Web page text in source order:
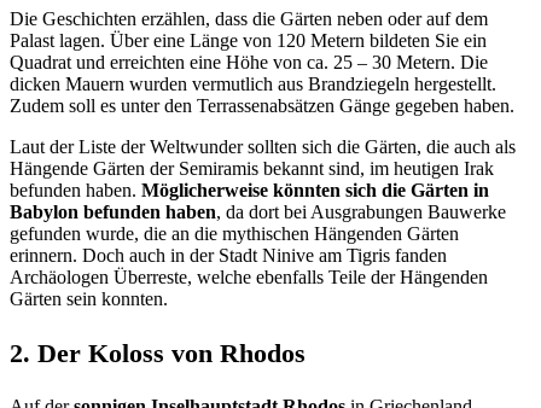
Die Geschichten erzählen, dass die Gärten neben oder auf dem
Palast lagen. Über eine Länge von 120 Metern bildeten Sie ein
Quadrat und erreichten eine Höhe von ca. 25 – 30 Metern. Die
dicken Mauern wurden vermutlich aus Brandziegeln hergestellt.
Zudem soll es unter den Terrassenabsätzen Gänge gegeben haben.
Laut der Liste der Weltwunder sollten sich die Gärten, die auch als
Hängende Gärten der Semiramis bekannt sind, im heutigen Irak
befunden haben. Möglicherweise könnten sich die Gärten in
Babylon befunden haben, da dort bei Ausgrabungen Bauwerke
gefunden wurde, die an die mythischen Hängenden Gärten
erinnern. Doch auch in der Stadt Ninive am Tigris fanden
Archäologen Überreste, welche ebenfalls Teile der Hängenden
Gärten sein konnten.
2. Der Koloss von Rhodos